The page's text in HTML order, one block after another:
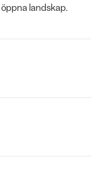
landskap.